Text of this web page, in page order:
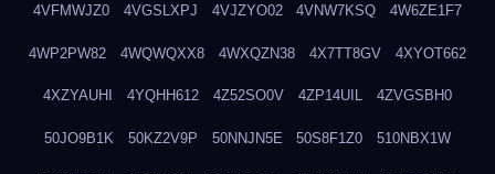
4VFMWJZ0 4VGSLXPJ 4VJZYO02 4VNW7KSQ 4W6ZE1F7
4WP2PW82 4WQWQXX8 4WXQZN38 4X7TT8GV 4XYOT662
4XZYAUHI 4YQHH612 4Z52SO0V 4ZP14UIL 4ZVGSBH0
50JO9B1K 50KZ2V9P 50NNJN5E 50S8F1Z0 510NBX1W